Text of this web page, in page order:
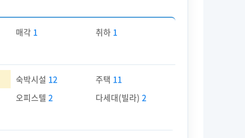
매각 1 취하 1
숙박시설 12 주택 11
오피스텔 2 다세대(빌라) 2